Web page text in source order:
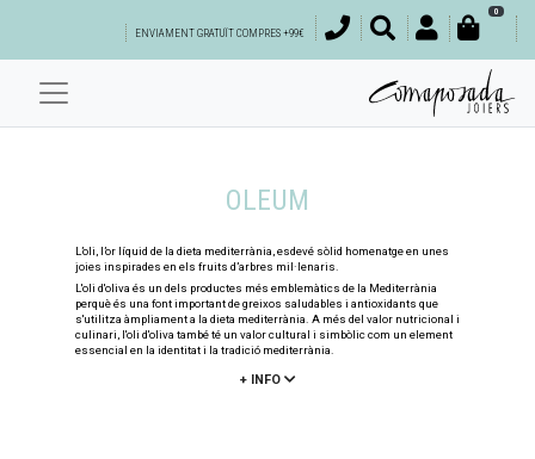
ENVIAMENT GRATUÏT COMPRES +99€
0
OLEUM
L’oli, l’or líquid de la dieta mediterrània, esdevé sòlid homenatge en unes
joies inspirades en els fruits d’arbres mil·lenaris.
L'oli d'oliva és un dels productes més emblemàtics de la Mediterrània
perquè és una font important de greixos saludables i antioxidants que
s'utilitza àmpliament a la dieta mediterrània. A més del valor nutricional i
culinari, l'oli d'oliva també té un valor cultural i simbòlic com un element
essencial en la identitat i la tradició mediterrània.
+ INFO